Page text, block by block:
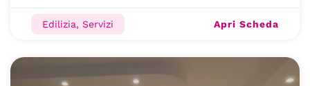
Edilizia, Servizi Apri Scheda